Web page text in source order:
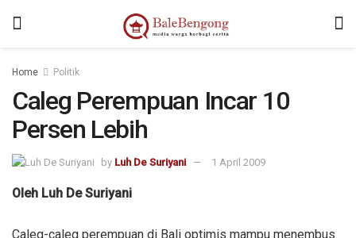
Home Politik
Caleg Perempuan Incar 10
Persen Lebih
by Luh De Suriyani 1 April 2009
Oleh Luh De Suriyani
Caleg-caleg perempuan di Bali optimis mampu menembus